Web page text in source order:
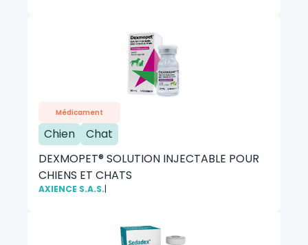
Médicament
Chien
Chat
DEXMOPET® SOLUTION INJECTABLE POUR
CHIENS ET CHATS
AXIENCE S.A.S.|